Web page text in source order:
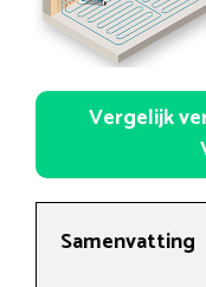
Vergelijk
Samenvatting